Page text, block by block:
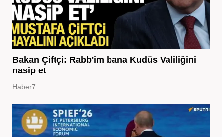
Bakan Çiftçi: Rabb'im bana Kudüs Valiliğini
nasip et
Haber7